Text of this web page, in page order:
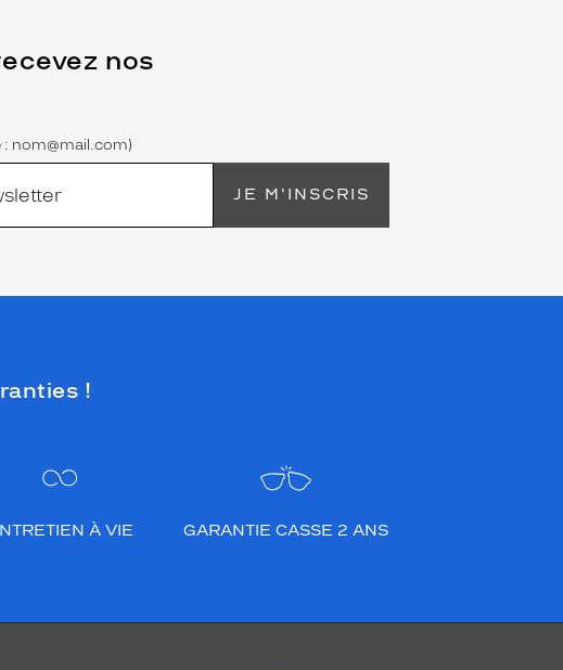
nos
: nom@mail.com)
JE M'INSCRIS
!
À VIE GARANTIE CASSE 2 ANS